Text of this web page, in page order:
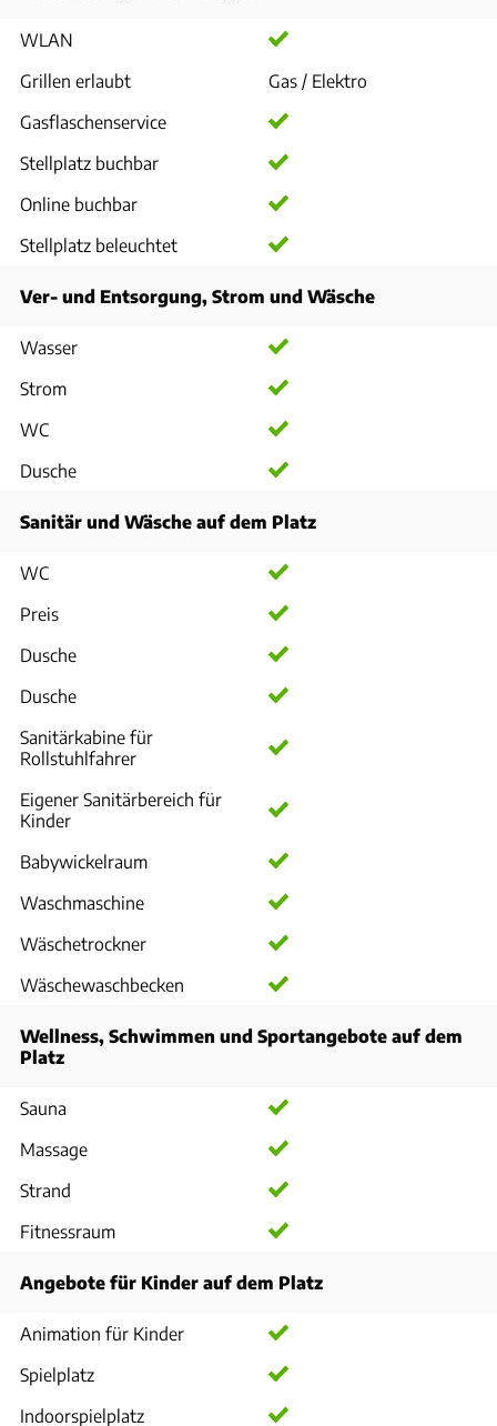
WLAN
Grillen erlaubt
Gas / Elektro
Gasflaschenservice
Stellplatz buchbar
Online buchbar
Stellplatz beleuchtet
Ver- und Entsorgung, Strom und Wäsche
Wasser
Strom
WC
Dusche
Sanitär und Wäsche auf dem Platz
WC
Preis
Dusche
Dusche
Sanitärkabine für
Rollstuhlfahrer
Eigener Sanitärbereich für
Kinder
Babywickelraum
Waschmaschine
Wäschetrockner
Wäschewaschbecken
Wellness, Schwimmen und Sportangebote auf dem
Platz
Sauna
Massage
Strand
Fitnessraum
Angebote für Kinder auf dem Platz
Animation für Kinder
Spielplatz
Indoorspielplatz